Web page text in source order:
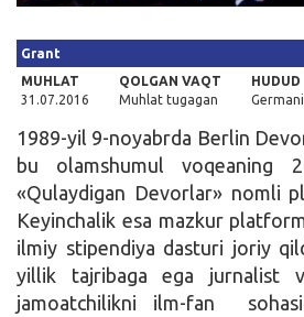
Grant
MUHLAT
31.07.2016
QOLGAN VAQT
Muhlat tugagan
HUDUD
1989-yil 9-noyabrda Berlin
bu olamshumul voqeaning
«Qulaydigan Devorlar» nomli
Keyinchalik esa mazkur
ilmiy stipendiya dasturi joriy
yillik tajribaga ega jurnalist
jamoatchilikni ilm-fan